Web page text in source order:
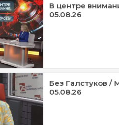
В центре
05.08.26
Без Галстуков /
05.08.26